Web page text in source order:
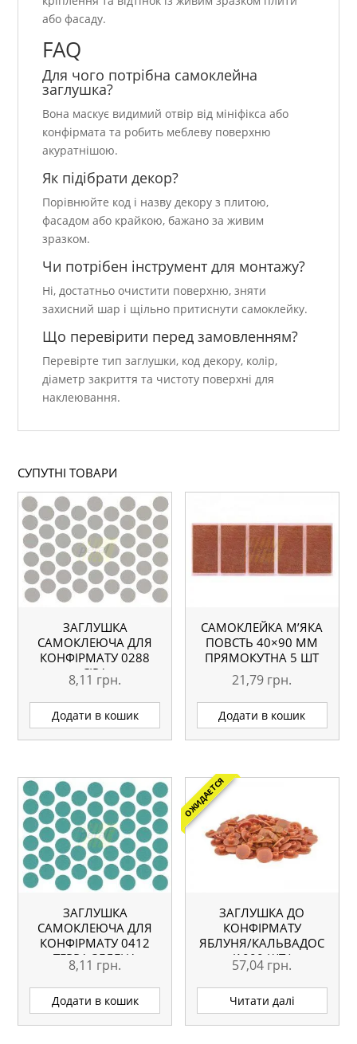
або фасаду.
FAQ
Для чого потрібна самоклейна
заглушка?
Вона маскує видимий отвір від мініфікса або
конфірмата та робить меблеву поверхню
акуратнішою.
Як підібрати декор?
Порівнюйте код і назву декору з плитою,
фасадом або крайкою, бажано за живим
зразком.
Чи потрібен інструмент для монтажу?
Ні, достатньо очистити поверхню, зняти
захисний шар і щільно притиснути самоклейку.
Що перевірити перед замовленням?
Перевірте тип заглушки, код декору, колір,
діаметр закриття та чистоту поверхні для
наклеювання.
СУПУТНІ ТОВАРИ
ЗАГЛУШКА
САМОКЛЕЮЧА ДЛЯ
КОНФІРМАТУ 0288
СІРА
8,11 грн.
Додати в кошик
САМОКЛЕЙКА М’ЯКА
ПОВСТЬ 40×90 ММ
ПРЯМОКУТНА 5 ШТ
21,79 грн.
Додати в кошик
ЗАГЛУШКА
САМОКЛЕЮЧА ДЛЯ
КОНФІРМАТУ 0412
ТЕРРА ЗЕЛЕНА
8,11 грн.
Додати в кошик
ОЖИДАЕТСЯ
ЗАГЛУШКА ДО
КОНФІРМАТУ
ЯБЛУНЯ/КАЛЬВАДОС
(1000 ШТ.)
57,04 грн.
Читати далі